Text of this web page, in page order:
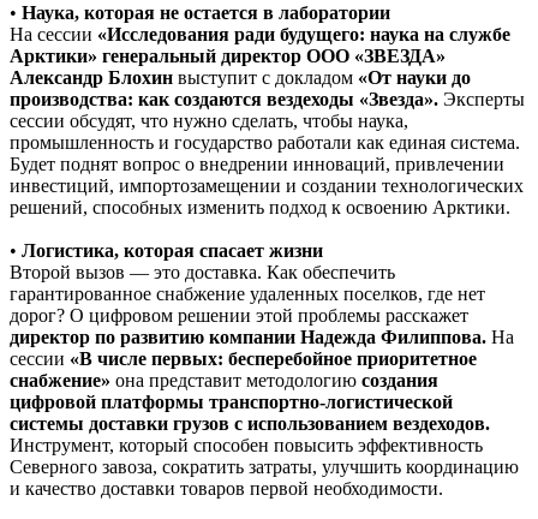
• Наука, которая не остается в лаборатории
На сессии «Исследования ради будущего: наука на службе
Арктики» генеральный директор ООО «ЗВЕЗДА»
Александр Блохин выступит с докладом «От науки до
производства: как создаются вездеходы «Звезда». Эксперты
сессии обсудят, что нужно сделать, чтобы наука,
промышленность и государство работали как единая система.
Будет поднят вопрос о внедрении инноваций, привлечении
инвестиций, импортозамещении и создании технологических
решений, способных изменить подход к освоению Арктики.
• Логистика, которая спасает жизни
Второй вызов — это доставка. Как обеспечить
гарантированное снабжение удаленных поселков, где нет
дорог? О цифровом решении этой проблемы расскажет
директор по развитию компании Надежда Филиппова. На
сессии «В числе первых: бесперебойное приоритетное
снабжение» она представит методологию создания
цифровой платформы транспортно-логистической
системы доставки грузов с использованием вездеходов.
Инструмент, который способен повысить эффективность
Северного завоза, сократить затраты, улучшить координацию
и качество доставки товаров первой необходимости.